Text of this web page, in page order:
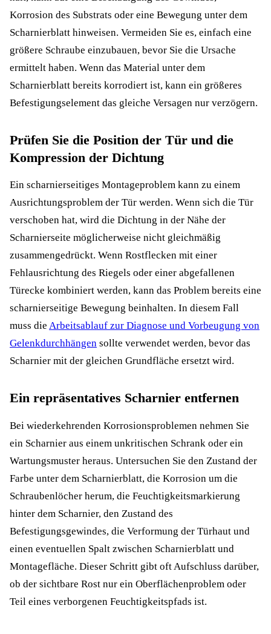
Korrosion des Substrats oder eine Bewegung unter dem
Scharnierblatt hinweisen. Vermeiden Sie es, einfach eine
größere Schraube einzubauen, bevor Sie die Ursache
ermittelt haben. Wenn das Material unter dem
Scharnierblatt bereits korrodiert ist, kann ein größeres
Befestigungselement das gleiche Versagen nur verzögern.
Prüfen Sie die Position der Tür und die
Kompression der Dichtung
Ein scharnierseitiges Montageproblem kann zu einem
Ausrichtungsproblem der Tür werden. Wenn sich die Tür
verschoben hat, wird die Dichtung in der Nähe der
Scharnierseite möglicherweise nicht gleichmäßig
zusammengedrückt. Wenn Rostflecken mit einer
Fehlausrichtung des Riegels oder einer abgefallenen
Türecke kombiniert werden, kann das Problem bereits eine
scharnierseitige Bewegung beinhalten. In diesem Fall
muss die Arbeitsablauf zur Diagnose und Vorbeugung von
Gelenkdurchhängen sollte verwendet werden, bevor das
Scharnier mit der gleichen Grundfläche ersetzt wird.
Ein repräsentatives Scharnier entfernen
Bei wiederkehrenden Korrosionsproblemen nehmen Sie
ein Scharnier aus einem unkritischen Schrank oder ein
Wartungsmuster heraus. Untersuchen Sie den Zustand der
Farbe unter dem Scharnierblatt, die Korrosion um die
Schraubenlöcher herum, die Feuchtigkeitsmarkierung
hinter dem Scharnier, den Zustand des
Befestigungsgewindes, die Verformung der Türhaut und
einen eventuellen Spalt zwischen Scharnierblatt und
Montagefläche. Dieser Schritt gibt oft Aufschluss darüber,
ob der sichtbare Rost nur ein Oberflächenproblem oder
Teil eines verborgenen Feuchtigkeitspfads ist.